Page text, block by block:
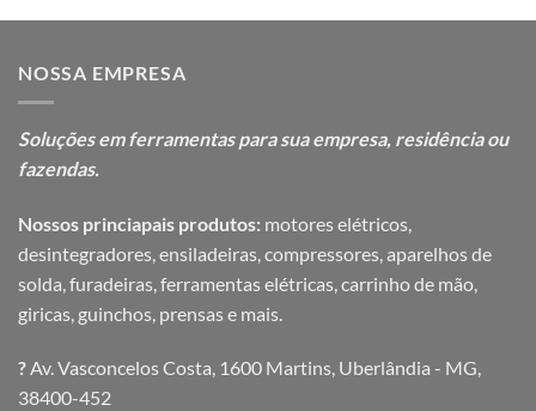
NOSSA EMPRESA
Soluções em ferramentas para suaempresa, residência ou
fazendas.
Nossos princiapais produtos: motores elétricos,
desintegradores, ensiladeiras, compressores, aparelhos de
solda, furadeiras, ferramentas elétricas, carrinho de mão,
giricas, guinchos, prensas e mais.
?Av. Vasconcelos Costa, 1600 Martins, Uberlândia - MG,
38400-452